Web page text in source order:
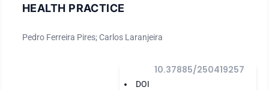
HEALTH PRACTICE
Pedro Ferreira Pires; Carlos Laranjeira
DOI
10.37885/250419257